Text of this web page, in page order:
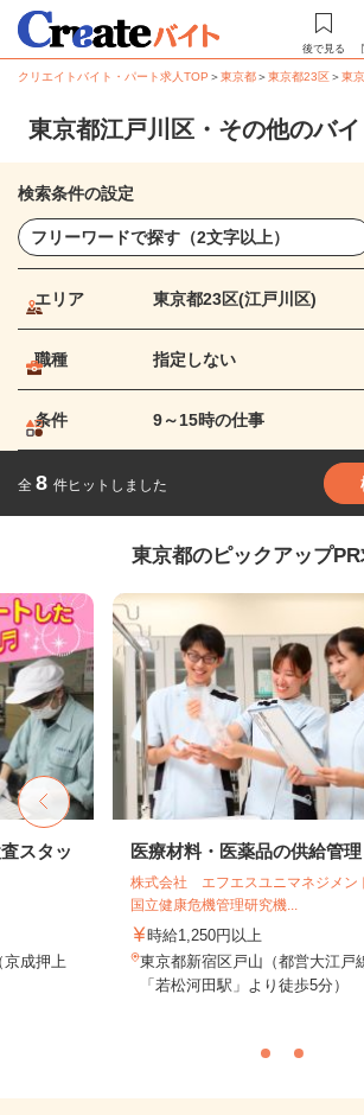
後で見る
クリエイトバイト・パート求人TOP ＞東京都＞東京都23区＞東
東京都江戸川区・その他のバ
検索条件の設定
エリア 東京都23区(江戸川区)
職種 指定しない
条件 9～15時の仕事
全 8 件ヒットしました
東京都のピックアップPR
スタッ
京成押上
医療材料・医薬品の供給管理
株式会社 エフエスユニマネジメ
国立健康危機管理研究機...
時給1,250円以上
東京都新宿区戸山（都営大江戸
「若松河田駅」より徒歩5分）